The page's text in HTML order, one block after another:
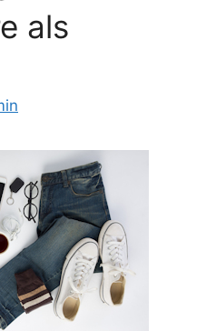
als